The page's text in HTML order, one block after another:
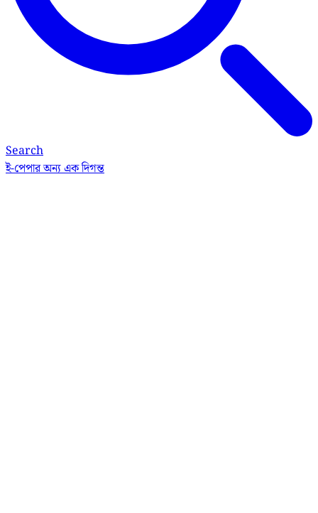
Search
ই-পেপারঅন্য এক দিগন্ত